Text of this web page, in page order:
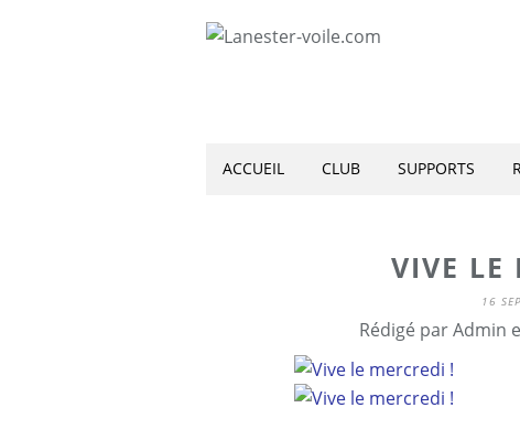
ACCUEIL CLUB SUPPORTS
VIVE LE
16
Rédigé par Admin